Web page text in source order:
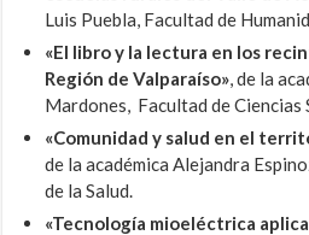
Luis Puebla, Facultad de
«El libro y la lectura en los
Región de Valparaíso», de la
Mardones, Facultad de Ciencias
«Comunidad y salud en el
de la académica Alejandra
de la Salud.
«Tecnología mioeléctrica